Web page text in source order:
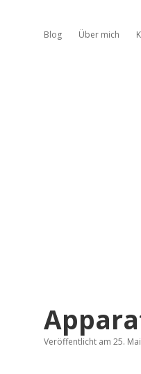
Blog Über mich
Veröffentlicht am 25.